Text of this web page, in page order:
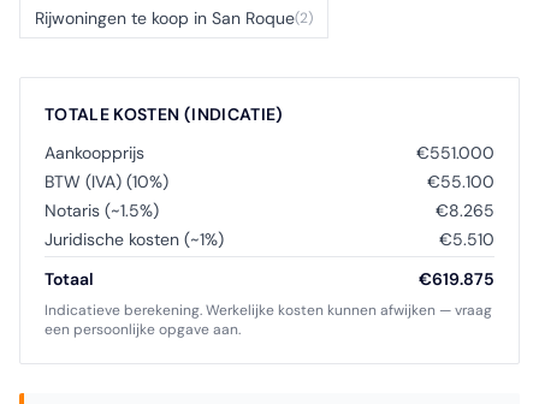
Rijwoningen te koop in San Roque(2)
TOTALE KOSTEN (INDICATIE)
Aankoopprijs
€551.000
BTW (IVA) (10%)
€55.100
Notaris (~1.5%)
€8.265
Juridische kosten (~1%)
€5.510
Totaal
€619.875
Indicatieve berekening. Werkelijke kosten kunnen afwijken — vraag
een persoonlijke opgave aan.